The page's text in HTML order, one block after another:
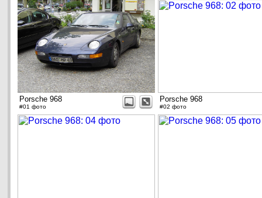
Porsche 968
#01 фото
Porsche 968
#02 фото